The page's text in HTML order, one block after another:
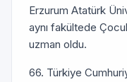
Erzurum Atatürk
aynı fakültede
uzman oldu.
66. Türkiye